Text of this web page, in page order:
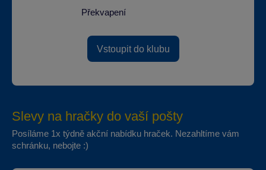
Překvapení
Vstoupit do klubu
Slevy na hračky do vaší pošty
Posíláme 1x týdně akční nabídku hraček. Nezahltíme vám
schránku, nebojte :)